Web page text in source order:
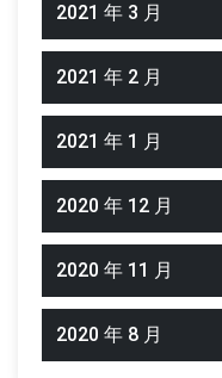
2021 年 3 月
2021 年 2 月
2021 年 1 月
2020 年 12 月
2020 年 11 月
2020 年 8 月